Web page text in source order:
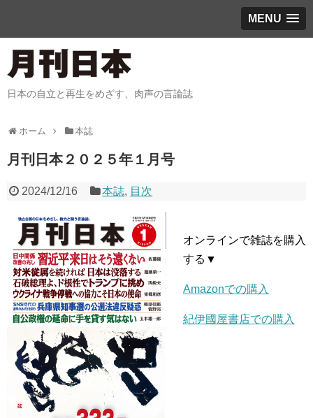
MENU
日本の自立と再生をめざす、肉声の言論誌
ホーム 本誌
月刊日本２０２５年１月号
2024/12/16 本誌, 目次
オンラインで雑誌を購入
する▼
Amazonでの購入
紀伊國屋書店での購入